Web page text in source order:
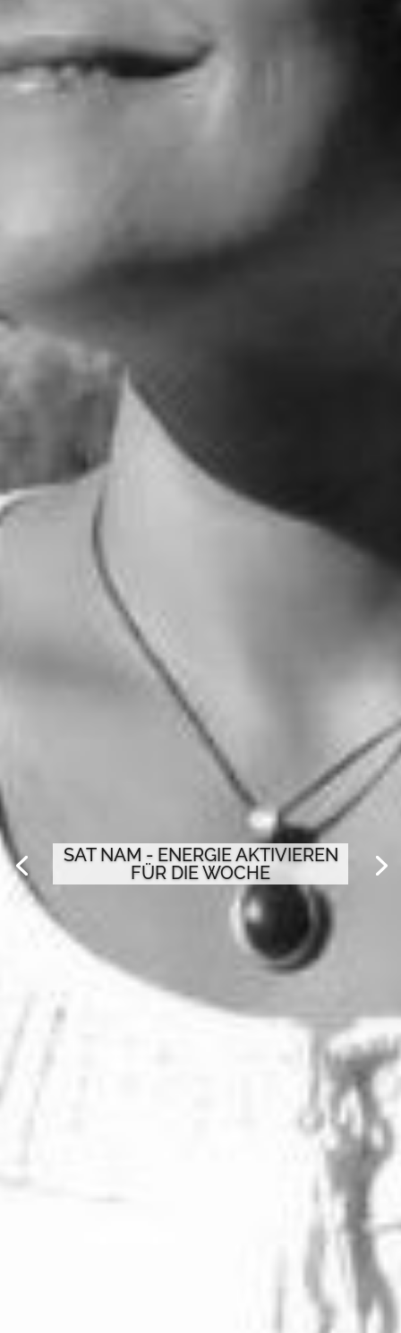
SAT NAM - ENERGIE AKTIVIEREN
FÜR DIE WOCHE